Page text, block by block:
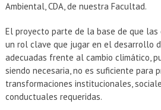
Ambiental, CDA, de nuestra Facultad.
El proyecto parte de la base de que las
un rol clave que jugar en el desarrollo
adecuadas frente al cambio climático,
siendo necesaria, no es suficiente para
transformaciones institucionales,
conductuales requeridas.